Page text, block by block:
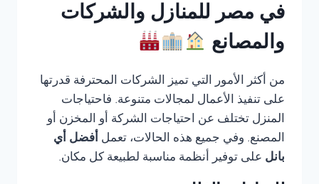
في مصر للمنازل والشركات
والمصانع
من أكثر الأمور التي تميز الشركات المحترفة قدرتها
على تنفيذ الأعمال لمجالات متنوعة. فاحتياجات
المنزل تختلف عن احتياجات الشركة أو المخزن أو
المصنع. وفي جميع هذه الحالات، تعمل أفضل أي
بانل على توفير أنظمة مناسبة لطبيعة كل مكان.